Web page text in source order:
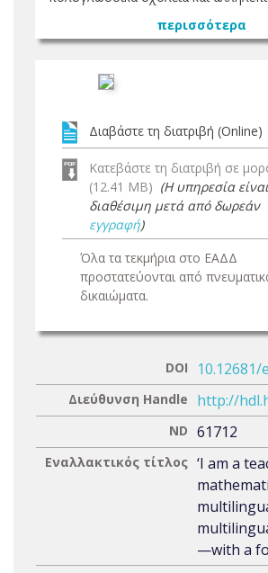
περισσότερα
Διαβάστε τη διατριβή (Online)
Κατεβάστε τη διατριβή σε
(12.41 MB) (Η υπηρεσία είναι
διαθέσιμη μετά από δωρεάν
εγγραφή)
Όλα τα τεκμήρια στο ΕΑΔΔ
προστατεύονται από
δικαιώματα.
DOI 10.12681/
Διεύθυνση Handle http://
ND 61712
Εναλλακτικός τίτλος ‘I am a
—with a